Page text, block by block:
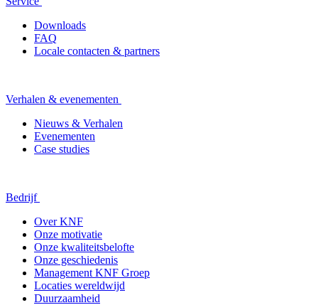
Downloads
FAQ
Locale contacten & partners
Verhalen & evenementen
Nieuws & Verhalen
Evenementen
Case studies
Bedrijf
Over KNF
Onze motivatie
Onze kwaliteitsbelofte
Onze geschiedenis
Management KNF Groep
Locaties wereldwijd
Duurzaamheid